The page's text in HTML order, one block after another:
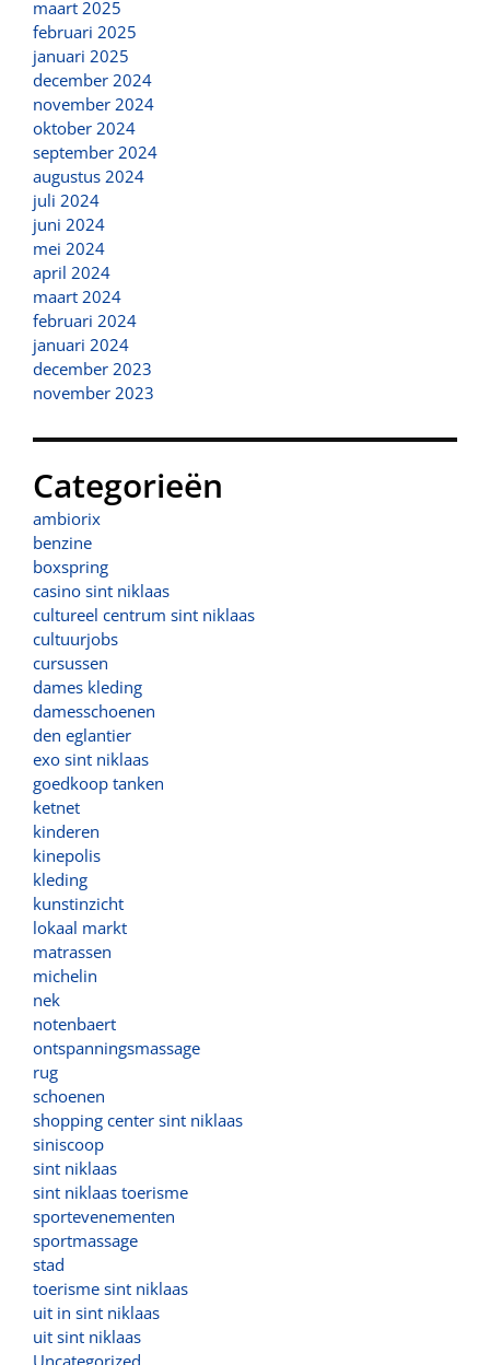
maart 2025
februari 2025
januari 2025
december 2024
november 2024
oktober 2024
september 2024
augustus 2024
juli 2024
juni 2024
mei 2024
april 2024
maart 2024
februari 2024
januari 2024
december 2023
november 2023
Categorieën
ambiorix
benzine
boxspring
casino sint niklaas
cultureel centrum sint niklaas
cultuurjobs
cursussen
dames kleding
damesschoenen
den eglantier
exo sint niklaas
goedkoop tanken
ketnet
kinderen
kinepolis
kleding
kunstinzicht
lokaal markt
matrassen
michelin
nek
notenbaert
ontspanningsmassage
rug
schoenen
shopping center sint niklaas
siniscoop
sint niklaas
sint niklaas toerisme
sportevenementen
sportmassage
stad
toerisme sint niklaas
uit in sint niklaas
uit sint niklaas